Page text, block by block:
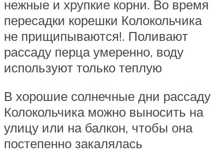
нежные и хрупкие корни. Во время
пересадки корешки Колокольчика
не прищипываются!. Поливают
рассаду перца умеренно, воду
используют только теплую
В хорошие солнечные дни рассаду
Колокольчика можно выносить на
улицу или на балкон, чтобы она
постепенно закалялась